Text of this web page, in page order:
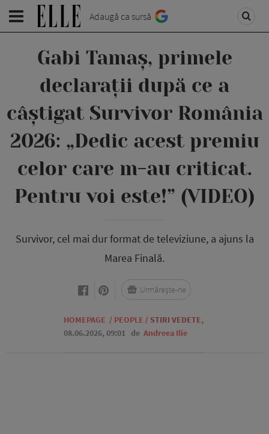
Adaugă ca sursă
Gabi Tamaș, primele
declarații după ce a
câștigat Survivor România
2026: „Dedic acest premiu
celor care m-au criticat.
Pentru voi este!” (VIDEO)
Survivor, cel mai dur format de televiziune, a ajuns la
Marea Finală.
HOMEPAGE / PEOPLE / STIRI VEDETE,
08.06.2026, 09:01 de Andreea Ilie
Urmărește-ne